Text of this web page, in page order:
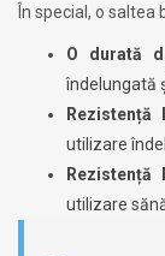
În special, o
O durată
îndelungată
utilizare
utilizare